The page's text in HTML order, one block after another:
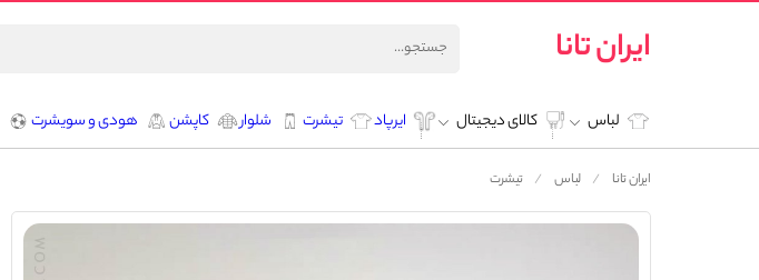
ایران تانا
لباس کالای دیجیتال ایرپاد تیشرت شلوار کاپشن هودی و سویشرت
ایران تانا لباس تیشرت